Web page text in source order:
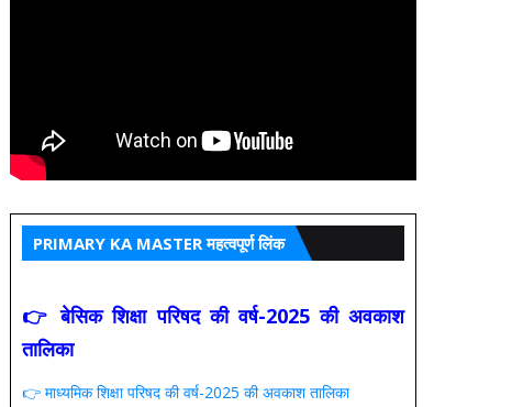
PRIMARY KA MASTER महत्वपूर्ण लिंक
👉 बेसिक शिक्षा परिषद की वर्ष-2025 की अवकाश
तालिका
👉 माध्यमिक शिक्षा परिषद की वर्ष-2025 की अवकाश तालिका